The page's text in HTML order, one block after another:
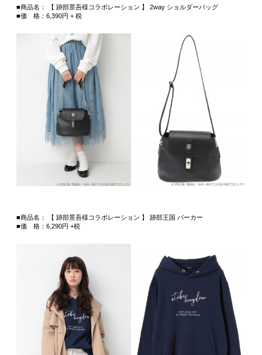
■商品名： 【 跡部景吾様コラボレーション 】 2way ショルダーバッグ
■価 格：6,390円 + 税
■商品名： 【 跡部景吾様コラボレーション 】 跡部王国 パーカー
■価 格：6,290円 +税